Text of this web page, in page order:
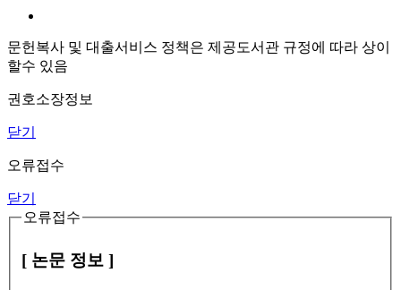
문헌복사 및 대출서비스 정책은 제공도서관 규정에 따라 상이
할수 있음
권호소장정보
닫기
오류접수
닫기
오류접수
[ 논문 정보 ]